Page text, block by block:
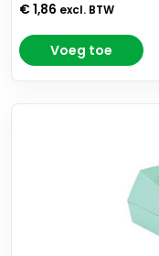
€ 1,86 excl. BTW
Voeg toe